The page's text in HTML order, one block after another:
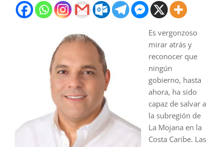
Es vergonzoso
mirar atrás y
reconocer que
ningún
gobierno, hasta
ahora, ha sido
capaz de salvar a
la subregión de
La Mojana en la
Costa Caribe. Las